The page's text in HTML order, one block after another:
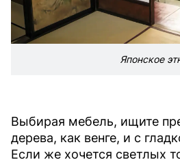
Японское
Выбирая мебель, ищите
дерева, как венге, и с
Если же хочется светлых